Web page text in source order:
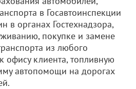
в Госавтоинспекции
в органах Гостехнадзора,
покупке и замене
из любого
офису клиента, топливную
автопомощи на дорогах